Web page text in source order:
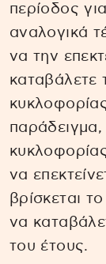
περίοδος
αναλογικά
να την
καταβάλετε
παράδειγμα,
να
βρίσκεται
να
του έτους.